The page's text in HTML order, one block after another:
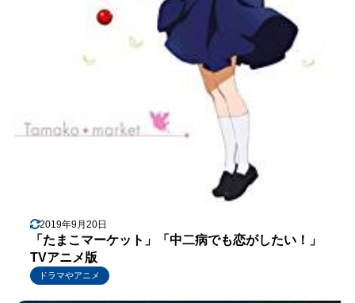
2019年9月20日
「たまこマーケット」「中二病でも恋がしたい！」
TVアニメ版
ドラマやアニメ